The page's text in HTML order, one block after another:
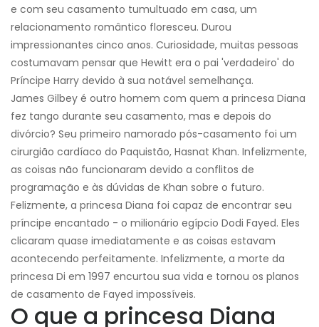
e com seu casamento tumultuado em casa, um
relacionamento romântico floresceu. Durou
impressionantes cinco anos. Curiosidade, muitas pessoas
costumavam pensar que Hewitt era o pai 'verdadeiro' do
Príncipe Harry devido à sua notável semelhança.
James Gilbey é outro homem com quem a princesa Diana
fez tango durante seu casamento, mas e depois do
divórcio? Seu primeiro namorado pós-casamento foi um
cirurgião cardíaco do Paquistão, Hasnat Khan. Infelizmente,
as coisas não funcionaram devido a conflitos de
programação e às dúvidas de Khan sobre o futuro.
Felizmente, a princesa Diana foi capaz de encontrar seu
príncipe encantado - o milionário egípcio Dodi Fayed. Eles
clicaram quase imediatamente e as coisas estavam
acontecendo perfeitamente. Infelizmente, a morte da
princesa Di em 1997 encurtou sua vida e tornou os planos
de casamento de Fayed impossíveis.
O que a princesa Diana